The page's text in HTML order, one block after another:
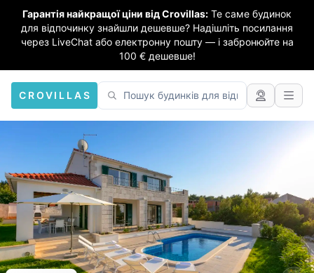
Гарантія найкращої ціни від Crovillas: Те саме будинок
для відпочинку знайшли дешевше? Надішліть посилання
через LiveChat або електронну пошту — і забронюйте на
100 € дешевше!
CROVILLAS